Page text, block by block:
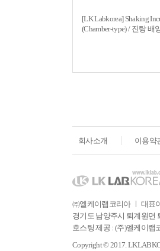
[LK Labkorea] Shaking
(Chamber-type) / 진탕 배
회사소개 이용약
㈜엘케이랩코리아 ㅣ 대표
경기도 남양주시 퇴계원면
호스팅 제공 : (주)엘케이랩
Copyright © 2017.